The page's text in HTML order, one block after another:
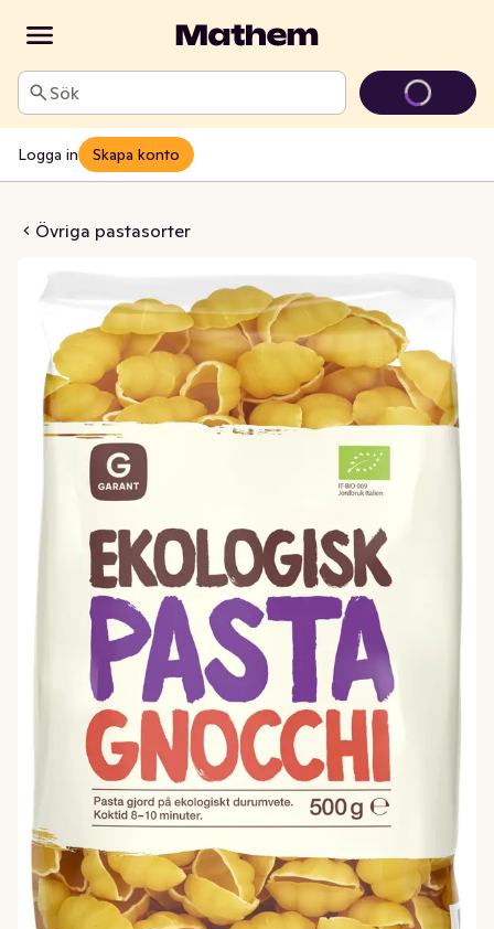
Sök
Logga in Skapa konto
Övriga pastasorter
EKO